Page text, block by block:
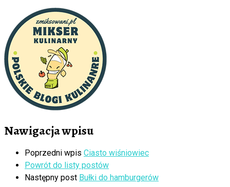
Nawigacja wpisu
Poprzedni wpis Ciasto wiśniowiec
Powrót do listy postów
Następny post Bułki do hamburgerów